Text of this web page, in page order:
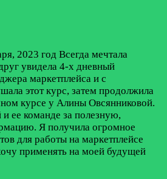
2023 год Всегда мечтала
увидела 4-х дневный
маркетплейса и с
этот курс, затем продолжила
курсе у Алины Овсянниковой.
ее команде за полезную,
Я получила огромное
для работы на маркетплейсе
применять на моей будущей